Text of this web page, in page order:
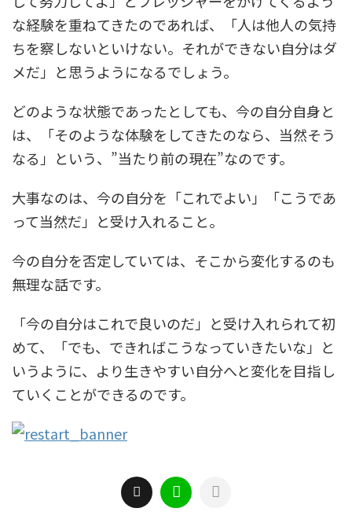
な経験を重ねてきたのであれば、「人は他人の気持
ちを察しないといけない。それができない自分はダ
メだ」と思うようになるでしょう。
どのような状態であったとしても、今の自分自身と
は、「そのような体験をしてきたのなら、当然そう
なる」という、”当たり前の現在”なのです。
大事なのは、今の自分を「これでよい」「こうであ
って当然だ」と受け入れること。
今の自分を否定していては、そこから変化するのも
無理な話です。
「今の自分はこれで良いのだ」と受け入れられて初
めて、「でも、できればこうなっていきたいな」と
いうように、より生きやすい自分へと変化を目指し
ていくことができるのです。